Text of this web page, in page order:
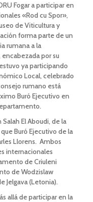
Fogar a participar en
«Rod cu Spor»,
de Viticultura y
forma parte de un
rumana a la
por su
ya participando
Local, celebrado
rumano está
Buró Ejecutivo en
El Aboudi, de la
Buró Ejecutivo de la
Llorens. Ambos
internacionales
de Criuleni
de Wodzislaw
Jelgava (Letonia).
allá de participar en la